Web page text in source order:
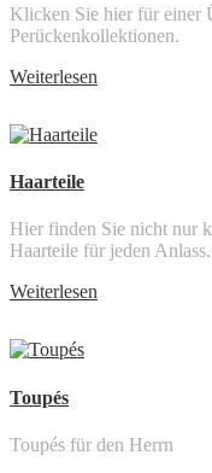
Klicken Sie hier für einer
Perückenkollektionen.
Weiterlesen
Haarteile
Hier finden Sie nicht nur
Haarteile für jeden Anlass.
Weiterlesen
Toupés
Toupés für den Herrn